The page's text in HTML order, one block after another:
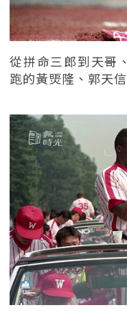
從拼命三郎到天哥
跑的黃煚隆、郭天